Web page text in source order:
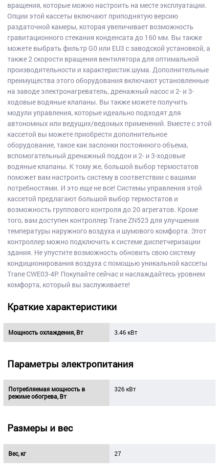
вращения, которые можно настроить на месте эксплуатации.
Опции этой кассеты включают приподнятую версию
раздаточной камеры, которая увеличивает возможность
гравитационного стекания конденсата до 160 мм. Вы также
можете выбрать фильтр G0 или EU3 с заводской установкой, а
также 2 скорости вращения вентилятора для оптимальной
производительности и характеристик шума. Дополнительные
преимущества этого оборудования включают установленные
на заводе электронагреватель, дренажный насос и 2- и 3-
ходовые водяные клапаны. Вы также можете получить
модули управления, которые идеально подходят для
автономных или ведущих/ведомых применений. Вместе с этой
кассетой вы можете приобрести дополнительное
оборудование, такое как заслонки постоянного объема,
вспомогательный дренажный поддон и 2- и 3-ходовые
водяные клапаны. К тому же, большой выбор термостатов
поможет вам настроить систему в соответствии с вашими
потребностями. И это еще не все! Системы управления этой
кассетой предлагают большой выбор термостатов и
возможность группового контроля до 20 агрегатов. Кроме
того, вам доступен контроллер Trane ZN523 для улучшения
температуры наружного воздуха и шумового комфорта. Этот
контроллер можно подключить к системе диспетчеризации
здания. Не упустите возможность обновить свою систему
кондиционирования воздуха с помощью уникальной кассеты
Trane CWE03-4P. Покупайте сейчас и наслаждайтесь уровнем
комфорта, который вы заслуживаете!
Краткие характеристики
Мощность охлаждения, Вт 3.46 кВт
Параметры электропитания
Потребляемая мощность в
режиме обогрева, Вт
326 кВт
Размеры и вес
Вес, кг 27